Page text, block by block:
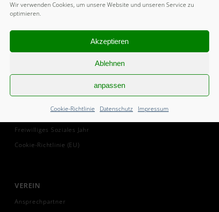
Wir verwenden Cookies, um unsere Website und unseren Service zu
optimieren.
Akzeptieren
Ablehnen
anpassen
Cookie-Richtlinie Datenschutz Impressum
START
Mitglied werden
Freiwilliges Soziales Jahr
Cookie-Richtlinie (EU)
VEREIN
Ansprechpartner